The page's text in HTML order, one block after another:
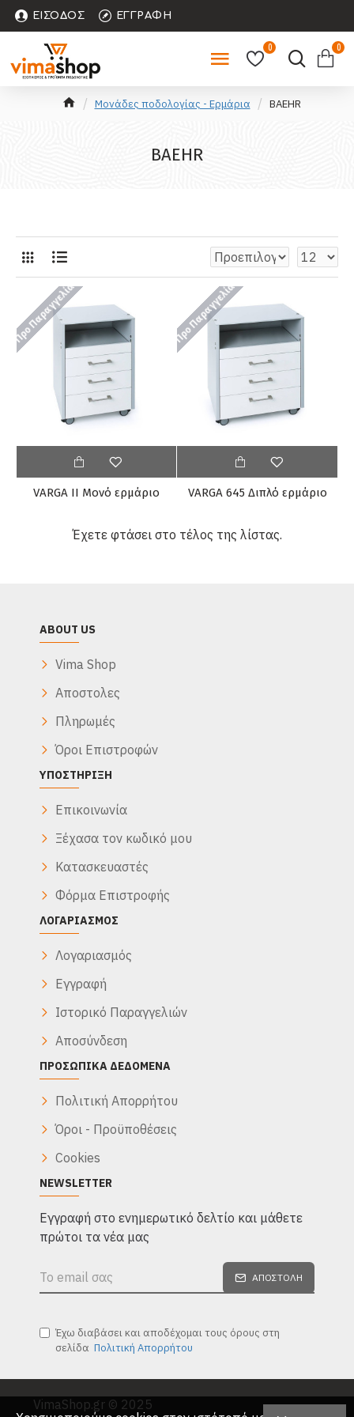
ΕΊΣΟΔΟΣ ΕΓΓΡΑΦΉ
0 0
Μονάδες ποδολογίας - Ερμάρια ΒAEHR
ΒAEHR
Προ Παραγγελία
VARGA II Μονό ερμάριο
Προ Παραγγελία
VARGA 645 Διπλό ερμάριο
Έχετε φτάσει στο τέλος της λίστας.
ABOUT US
Vima Shop
Αποστολες
Πληρωμές
Όροι Επιστροφών
ΥΠΟΣΤΉΡΙΞΗ
Επικοινωνία
Ξέχασα τον κωδικό μου
Κατασκευαστές
Φόρμα Επιστροφής
ΛΟΓΑΡΙΑΣΜΌΣ
Λογαριασμός
Εγγραφή
Ιστορικό Παραγγελιών
Αποσύνδεση
ΠΡΟΣΩΠΙΚΆ ΔΕΔΟΜΈΝΑ
Πολιτική Απορρήτου
Όροι - Προϋποθέσεις
Cookies
NEWSLETTER
Eγγραφή στο ενημερωτικό δελτίο και μάθετε
πρώτοι τα νέα μας
ΑΠΟΣΤΟΛΉ
Έχω διαβάσει και αποδέχομαι τους όρους στη
σελίδα Πολιτική Απορρήτου
VimaShop.gr © 2025